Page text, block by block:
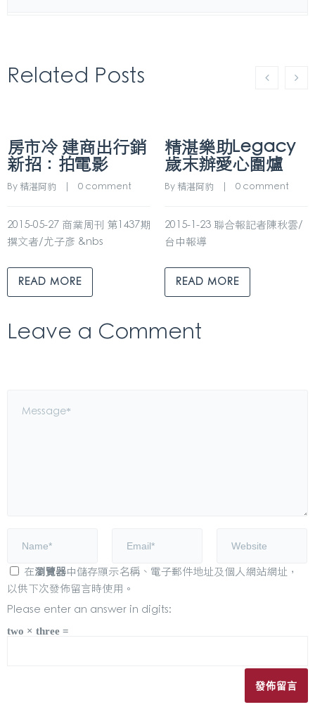
Related Posts
房市冷 建商出行銷
新招：拍電影
By 精湛阿豹 0 comment
2015-05-27 商業周刊 第1437期
撰文者/尤子彥 &nbs
READ MORE
精湛樂助Legacy
歲末辦愛心圍爐
By 精湛阿豹 0 comment
2015-1-23 聯合報記者陳秋雲/
台中報導
READ MORE
Leave a Comment
在瀏覽器中儲存顯示名稱、電子郵件地址及個人網站網址，
以供下次發佈留言時使用。
Please enter an answer in digits:
two × three =